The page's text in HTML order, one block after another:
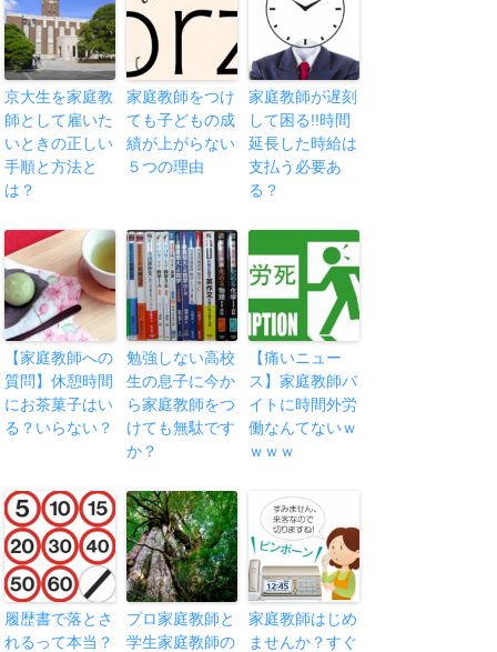
京大生を家庭教
師として雇いた
いときの正しい
手順と方法と
は？
家庭教師をつけ
ても子どもの成
績が上がらない
５つの理由
家庭教師が遅刻
して困る!!時間
延長した時給は
支払う必要あ
る？
【家庭教師への
質問】休憩時間
にお茶菓子はい
る？いらない？
勉強しない高校
生の息子に今か
ら家庭教師をつ
けても無駄です
か？
【痛いニュー
ス】家庭教師バ
イトに時間外労
働なんてないｗ
ｗｗｗ
履歴書で落とさ
れるって本当？
プロ家庭教師と
学生家庭教師の
家庭教師はじめ
ませんか？すぐ